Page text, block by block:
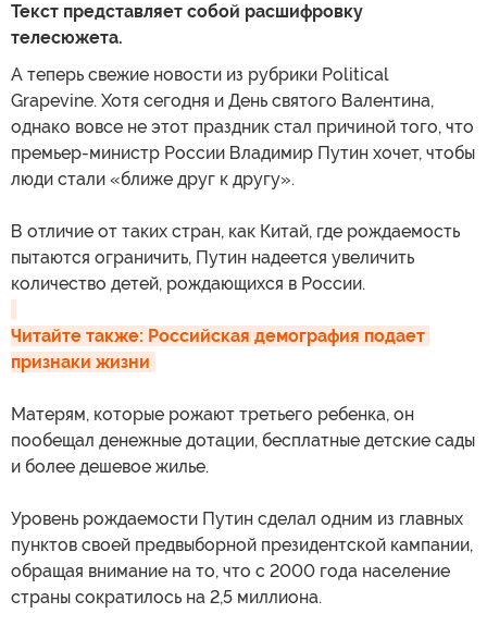
Текст представляет собой расшифровку
телесюжета.
А теперь свежие новости из рубрики Political
Grapevine. Хотя сегодня и День святого Валентина,
однако вовсе не этот праздник стал причиной того, что
премьер-министр России Владимир Путин хочет, чтобы
люди стали «ближе друг к другу».
В отличие от таких стран, как Китай, где рождаемость
пытаются ограничить, Путин надеется увеличить
количество детей, рождающихся в России.
Читайте также: Российская демография подает
признаки жизни
Матерям, которые рожают третьего ребенка, он
пообещал денежные дотации, бесплатные детские сады
и более дешевое жилье.
Уровень рождаемости Путин сделал одним из главных
пунктов своей предвыборной президентской кампании,
обращая внимание на то, что с 2000 года население
страны сократилось на 2,5 миллиона.